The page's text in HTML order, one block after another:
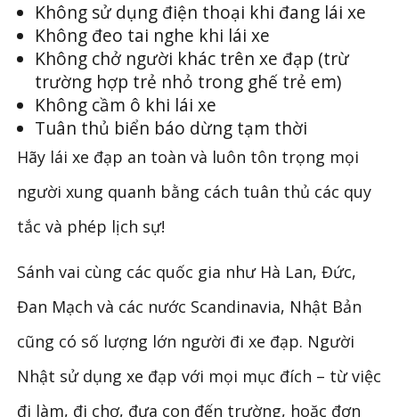
Không sử dụng điện thoại khi đang lái xe
Không đeo tai nghe khi lái xe
Không chở người khác trên xe đạp (trừ
trường hợp trẻ nhỏ trong ghế trẻ em)
Không cầm ô khi lái xe
Tuân thủ biển báo dừng tạm thời
Hãy lái xe đạp an toàn và luôn tôn trọng mọi
người xung quanh bằng cách tuân thủ các quy
tắc và phép lịch sự!
Sánh vai cùng các quốc gia như Hà Lan, Đức,
Đan Mạch và các nước Scandinavia, Nhật Bản
cũng có số lượng lớn người đi xe đạp. Người
Nhật sử dụng xe đạp với mọi mục đích – từ việc
đi làm, đi chợ, đưa con đến trường, hoặc đơn